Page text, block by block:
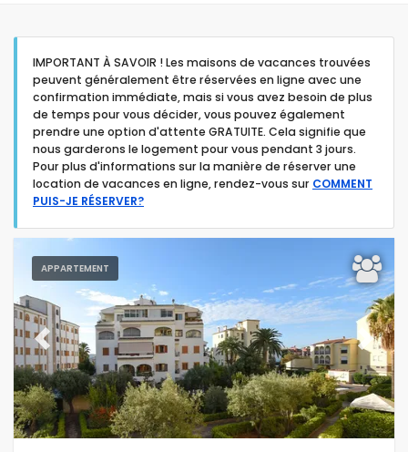
Type d'hébergement
Personnes
Chambres
Salles de bain
IMPORTANT À SAVOIR ! Les maisons de vacances trouvées
peuvent généralement être réservées en ligne avec une
confirmation immédiate, mais si vous avez besoin de plus
de temps pour vous décider, vous pouvez également
prendre une option d'attente GRATUITE. Cela signifie que
nous garderons le logement pour vous pendant 3 jours.
Pour plus d'informations sur la manière de réserver une
location de vacances en ligne, rendez-vous sur COMMENT
PUIS-JE RÉSERVER?
APPARTEMENT
Previous Next